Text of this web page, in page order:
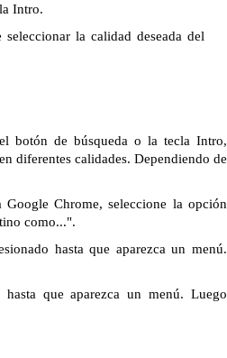
Intro.
la calidad deseada del
botón de búsqueda o la tecla Intro,
diferentes calidades. Dependiendo de
Chrome, seleccione la opción
como...".
hasta que aparezca un menú.
que aparezca un menú. Luego